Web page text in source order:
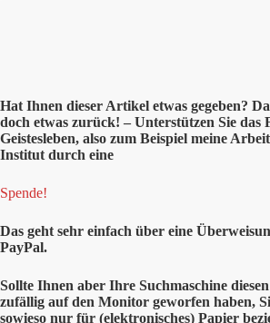
Hat Ihnen dieser Artikel etwas gegeben?
doch etwas zurück! – Unterstützen Sie das
Geistesleben, also zum Beispiel meine
Institut durch eine
Spende!
Das geht sehr einfach über eine
PayPal.
Sollte Ihnen aber Ihre Suchmaschine
zufällig auf den Monitor geworfen haben,
sowieso nur für (elektronisches) Papier